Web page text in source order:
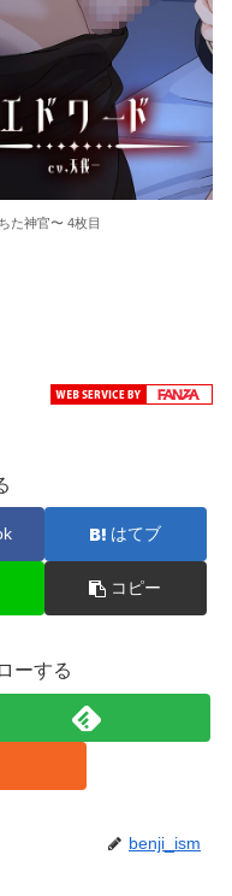
た神官〜 4枚目
はてブ
コピー
ーする
benji_ism